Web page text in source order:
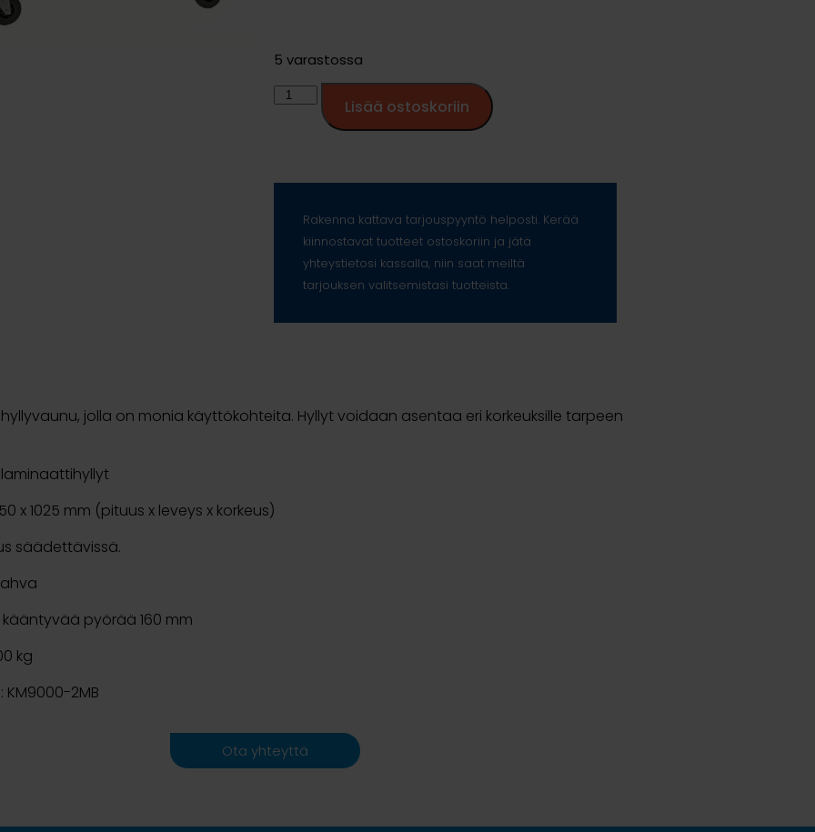
5 varastossa
Lisää ostoskoriin
Rakenna kattava tarjouspyyntö helposti. Kerää
kiinnostavat tuotteet ostoskoriin ja jätä
yhteystietosi kassalla, niin saat meiltä
tarjouksen valitsemistasi tuotteista.
jolla on monia käyttökohteita. Hyllyt voidaan asentaa eri korkeuksille tarpeen
x 1025 mm (pituus x leveys x korkeus)
säädettävissä.
pyörää 160 mm
kg
2MB
Ota yhteyttä